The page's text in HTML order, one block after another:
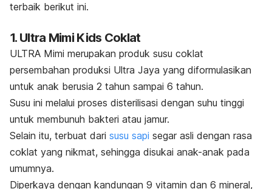
terbaik berikut ini.
1. Ultra Mimi Kids Coklat
ULTRA Mimi merupakan produk susu coklat
persembahan produksi Ultra Jaya yang diformulasikan
untuk anak berusia 2 tahun sampai 6 tahun.
Susu ini melalui proses disterilisasi dengan suhu tinggi
untuk membunuh bakteri atau jamur.
Selain itu, terbuat dari susu sapi segar asli dengan rasa
coklat yang nikmat, sehingga disukai anak-anak pada
umumnya.
Diperkaya dengan kandungan 9 vitamin dan 6 mineral,